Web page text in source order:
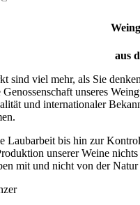
aus
sind viel mehr, als Sie
unseres
und internationaler
Laubarbeit bis hin zur
unserer Weine
mit und nicht von der Natur